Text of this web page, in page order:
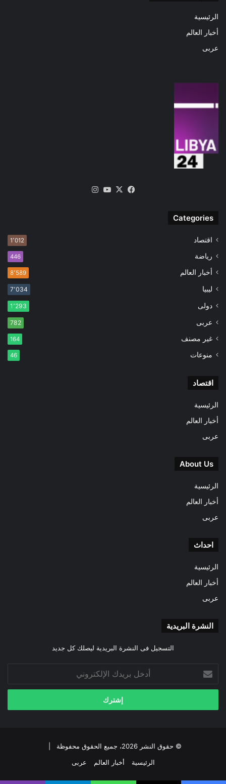
الرئيسية
أخبار العالم
عربى
فيسبوك
‫X
‫YouTube
Categories
اقتصاد 1٬012
رياضة 446
أخبار العالم 8٬589
ليبيا 7٬034
دولى 1٬293
عربى 782
غير مصنف 164
منوعات 46
اقتصاد
الرئيسية
أخبار العالم
عربى
About Us
الرئيسية
أخبار العالم
عربى
احداث
الرئيسية
أخبار العالم
عربى
النشرة البريدية
التسجيل فى النشرة البريدية ليصلك كل جديد
بريدك
الإلكتروني
© حقوق النشر 2026، جميع الحقوق محفوظة |
الرئيسية
أخبار العالم عربى